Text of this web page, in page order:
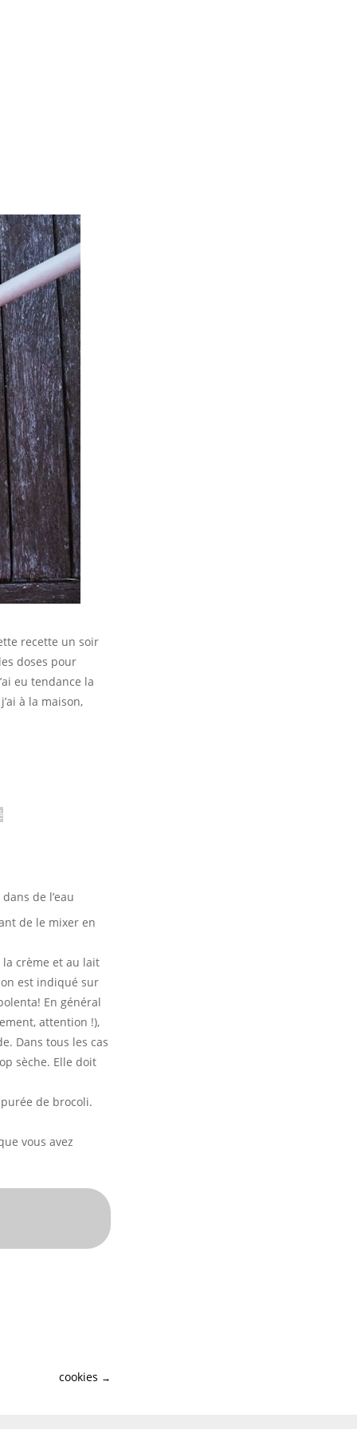
recette un soir
doses pour
eu tendance la
à la maison,
de l’eau
de le mixer en
crème et au lait
est indiqué sur
En général
attention !),
Dans tous les cas
sèche. Elle doit
de brocoli.
vous avez
cookies →